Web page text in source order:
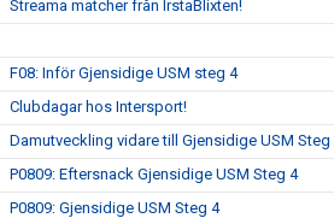
Streama matcher från IrstaBlixten!
F08: Inför Gjensidige USM steg 4
Clubdagar hos Intersport!
Damutveckling vidare till Gjensidige USM Steg
P0809: Eftersnack Gjensidige USM Steg 4
P0809: Gjensidige USM Steg 4